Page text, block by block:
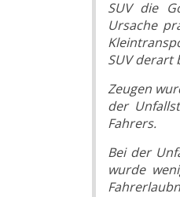
SUV die
Ursache
SUV derart
Zeugen
der
Fahrers.
Bei der
wurde